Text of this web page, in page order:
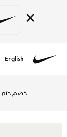
×
English
خصم حتى %50 على